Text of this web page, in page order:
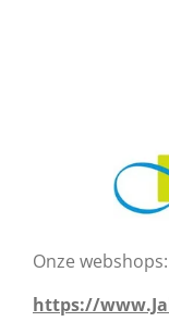
Onze webshops:
https://